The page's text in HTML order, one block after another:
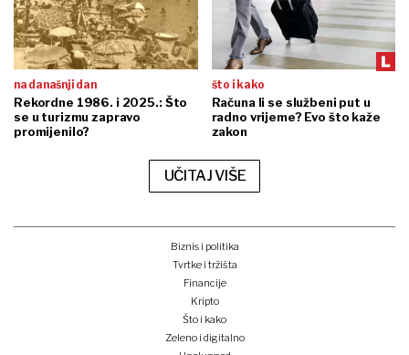
na današnji dan
Rekordne 1986. i 2025.: Što
se u turizmu zapravo
promijenilo?
što i kako
Računa li se službeni put u
radno vrijeme? Evo što kaže
zakon
UČITAJ VIŠE
Biznis i politika
Tvrtke i tržišta
Financije
Kripto
Što i kako
Zeleno i digitalno